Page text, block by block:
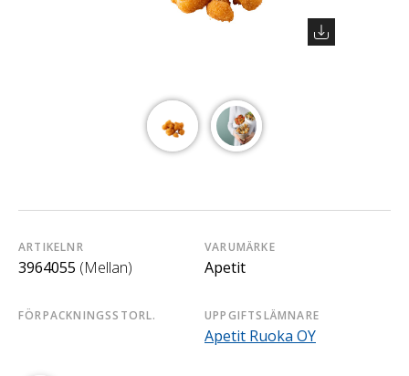
ARTIKELNR
3964055 (Mellan)
VARUMÄRKE
Apetit
FÖRPACKNINGSSTORL. UPPGIFTSLÄMNARE
Apetit Ruoka OY